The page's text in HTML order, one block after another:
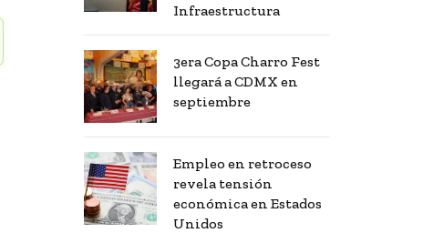
Infraestructura
3era Copa Charro Fest
llegará a CDMX en
septiembre
Empleo en retroceso
revela tensión
económica en Estados
Unidos